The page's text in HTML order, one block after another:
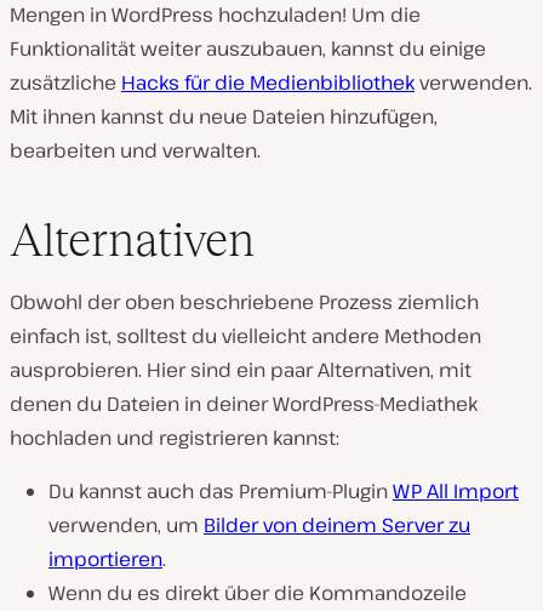
Mengen in WordPress hochzuladen! Um die
Funktionalität weiter auszubauen, kannst du einige
zusätzliche Hacks für die Medienbibliothekverwenden.
Mit ihnen kannst du neue Dateien hinzufügen,
bearbeiten und verwalten.
Alternativen
Obwohl der oben beschriebene Prozess ziemlich
einfach ist, solltest du vielleicht andere Methoden
ausprobieren. Hier sind ein paar Alternativen, mit
denen du Dateien in deiner WordPress-Mediathek
hochladen und registrieren kannst:
Du kannst auch das Premium-PluginWP All Import
verwenden, um Bilder von deinem Server zu
importieren.
Wenn du es direkt über die Kommandozeile